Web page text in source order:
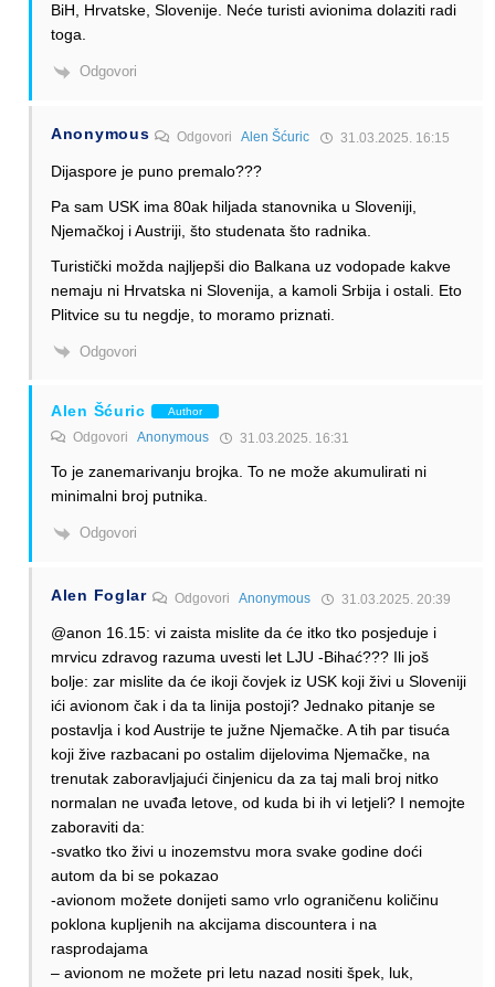
BiH, Hrvatske, Slovenije. Neće turisti avionima dolaziti radi
toga.
Odgovori
Anonymous OdgovoriAlen Šćuric 31.03.2025. 16:15
Dijaspore je puno premalo???
Pa sam USK ima 80ak hiljada stanovnika u Sloveniji,
Njemačkoj i Austriji, što studenata što radnika.
Turistički možda najljepši dio Balkana uz vodopade kakve
nemaju ni Hrvatska ni Slovenija, a kamoli Srbija i ostali. Eto
Plitvice su tu negdje, to moramo priznati.
Odgovori
Alen Šćuric Author
Odgovori Anonymous 31.03.2025. 16:31
To je zanemarivanju brojka. To ne može akumulirati ni
minimalni broj putnika.
Odgovori
Alen Foglar Odgovori Anonymous 31.03.2025. 20:39
@anon 16.15: vi zaista mislite da će itko tko posjeduje i
mrvicu zdravog razuma uvesti let LJU -Bihać??? Ili još
bolje: zar mislite da će ikoji čovjek iz USK koji živi u Sloveniji
ići avionom čak i da ta linija postoji? Jednako pitanje se
postavlja i kod Austrije te južne Njemačke. A tih par tisuća
koji žive razbacani po ostalim dijelovima Njemačke, na
trenutak zaboravljajući činjenicu da za taj mali broj nitko
normalan ne uvađa letove, od kuda bi ih vi letjeli? I nemojte
zaboraviti da:
-svatko tko živi u inozemstvu mora svake godine doći
autom da bi se pokazao
-avionom možete donijeti samo vrlo ograničenu količinu
poklona kupljenih na akcijama discountera i na
rasprodajama
– avionom ne možete pri letu nazad nositi špek, luk,